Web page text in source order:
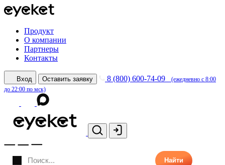
Продукт
О компании
Партнеры
Контакты
Вход Оставить заявку 8 (800) 600-74-09
(ежедневно с 8:00
до 22:00 по мск)
Найти